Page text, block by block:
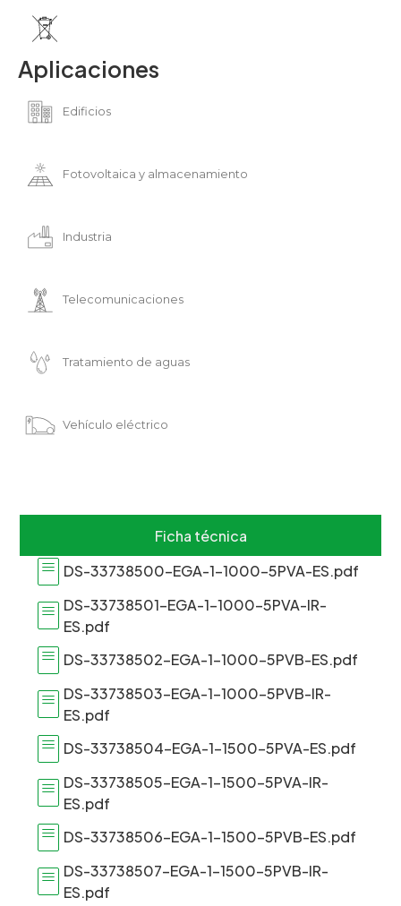
Aplicaciones
Edificios
Fotovoltaica y almacenamiento
Industria
Telecomunicaciones
Tratamiento de aguas
Vehículo eléctrico
Ficha técnica
DS-33738500-EGA-1-1000-5PVA-ES.pdf
DS-33738501-EGA-1-1000-5PVA-IR-
ES.pdf
DS-33738502-EGA-1-1000-5PVB-ES.pdf
DS-33738503-EGA-1-1000-5PVB-IR-
ES.pdf
DS-33738504-EGA-1-1500-5PVA-ES.pdf
DS-33738505-EGA-1-1500-5PVA-IR-
ES.pdf
DS-33738506-EGA-1-1500-5PVB-ES.pdf
DS-33738507-EGA-1-1500-5PVB-IR-
ES.pdf